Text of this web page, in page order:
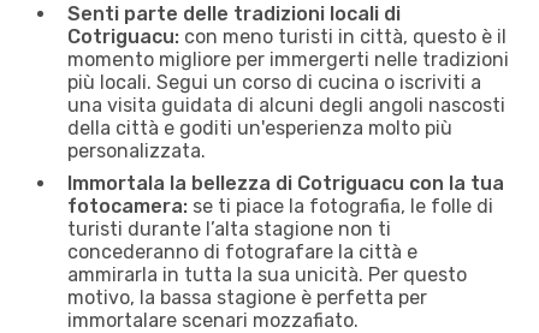
Senti parte delle tradizioni locali di
Cotriguacu: con meno turisti in città, questo è il
momento migliore per immergerti nelle tradizioni
più locali. Segui un corso di cucina o iscriviti a
una visita guidata di alcuni degli angoli nascosti
della città e goditi un'esperienza molto più
personalizzata.
Immortala la bellezza di Cotriguacu con la tua
fotocamera: se ti piace la fotografia, le folle di
turisti durante l’alta stagione non ti
concederanno di fotografare la città e
ammirarla in tutta la sua unicità. Per questo
motivo, la bassa stagione è perfetta per
immortalare scenari mozzafiato.